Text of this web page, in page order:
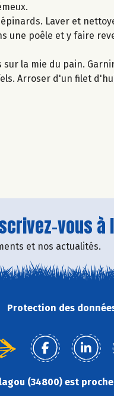
Laver et
une poêle et y faire
la mie du pain.
Arroser d'un filet
vous
et nos actualités.
Protection des
(34800) est